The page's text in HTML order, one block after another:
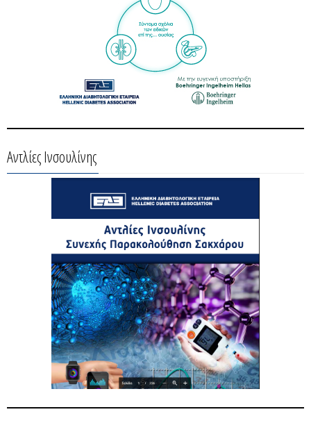
Αντλίες Ινσουλίνης